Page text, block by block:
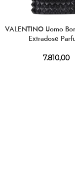
VALENTINO Uomo
Extradose
7.810,00